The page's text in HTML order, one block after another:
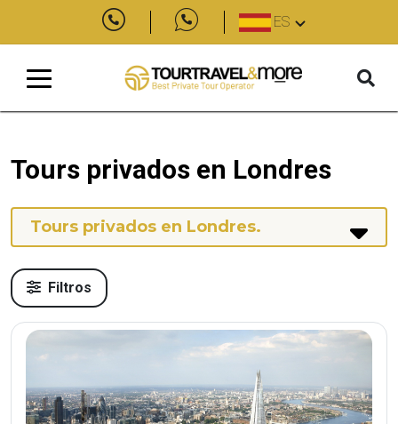
ES
Tours privados en Londres
Tours privados en Londres.
Filtros